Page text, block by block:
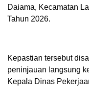
Daiama, Kecamatan
Tahun 2026.
Kepastian tersebut
peninjauan langsung
Kepala Dinas